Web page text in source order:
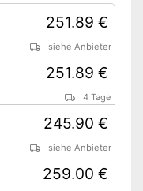
251.89 €
siehe Anbieter
251.89 €
4 Tage
245.90 €
siehe Anbieter
259.00 €